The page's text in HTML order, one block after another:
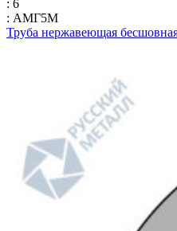
: 6
: АМГ5М
Труба нержавеющая